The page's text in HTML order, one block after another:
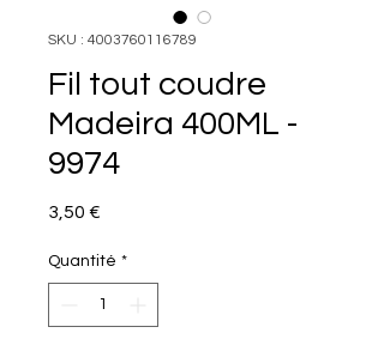
SKU : 4003760116789
Fil tout coudre
Madeira 400ML -
9974
3,50 €
Quantité *